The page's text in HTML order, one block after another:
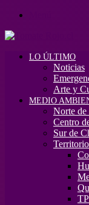
LO ÚLTIMO
Noticias
Arte y
MEDIO
Norte
Centro
Sur de